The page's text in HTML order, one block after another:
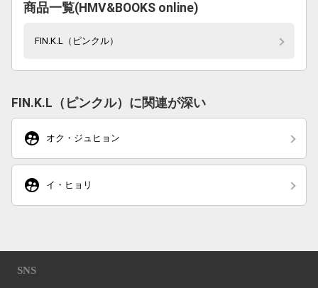
商品一覧(HMV&BOOKS online)
FIN.K.L（ピンクル）
FIN.K.L（ピンクル）に関連が深い
supervised_user_circle オク・ジュヒョン
supervised_user_circle イ・ヒョリ
SNS